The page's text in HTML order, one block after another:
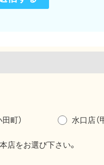
町） 水口店（
店をお選び下さい。